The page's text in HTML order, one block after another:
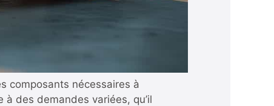
composants nécessaires à
des demandes variées, qu’il